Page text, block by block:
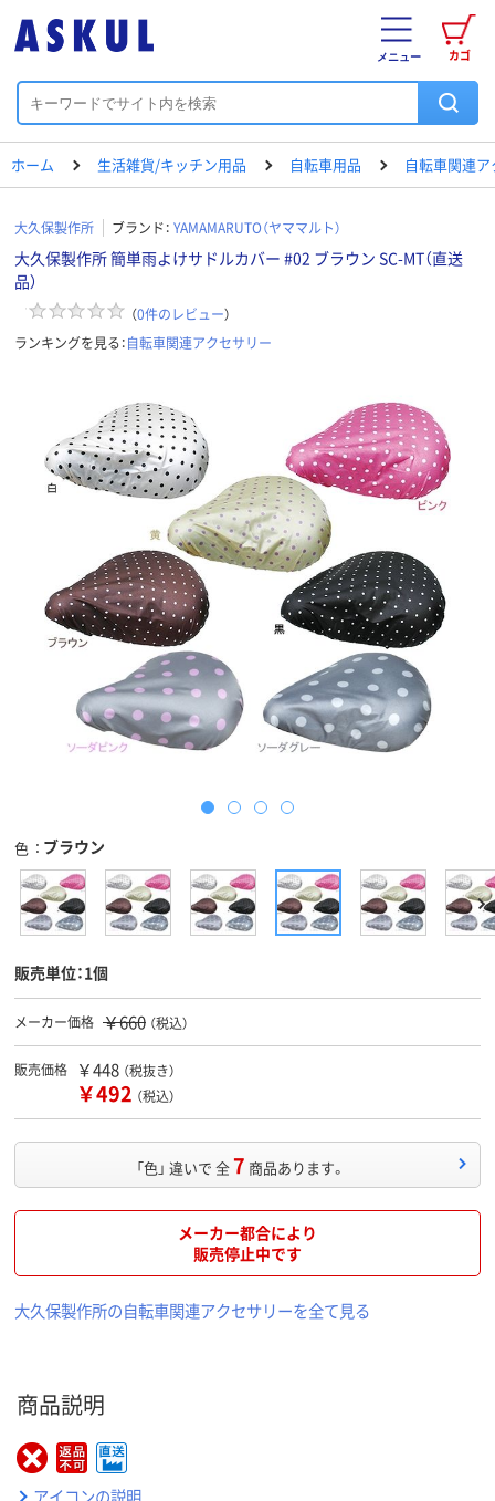
カゴ
メニュー
ホーム 生活雑貨/キッチン用品 自転車用品 自転車関連
大久保製作所 ブランド： YAMAMARUTO（ヤママルト）
大久保製作所 簡単雨よけサドルカバー #02 ブラウン SC-MT（直送
品）
（0件のレビュー）
ランキングを見る：自転車関連アクセサリー
色 ブラウン
販売単位：1個
メーカー価格 ￥660 （税込）
販売価格 ￥448 （税抜き）
￥492 （税込）
「色」 違いで 全7 商品あります。
メーカー都合により
販売停止中です
大久保製作所の自転車関連アクセサリーを全て見る
商品説明
アイコンの説明